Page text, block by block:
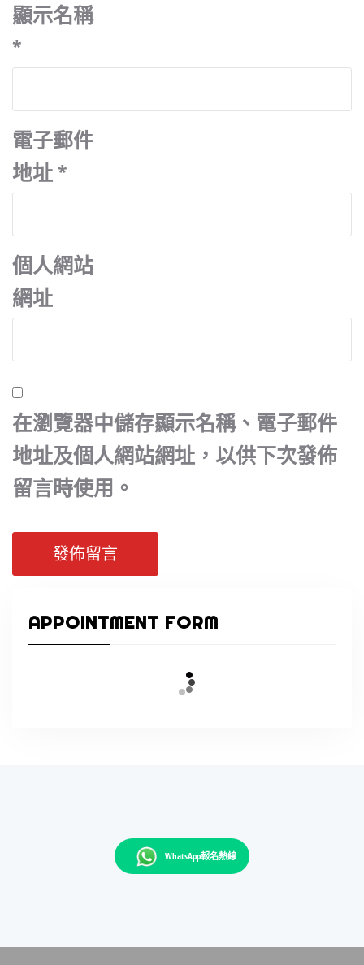
顯示名稱
*
電子郵件
地址*
個人網站
網址
在瀏覽器中儲存顯示名稱、電子郵件
地址及個人網站網址，以供下次發佈
留言時使用。
APPOINTMENT FORM
WhatsApp報名熱線